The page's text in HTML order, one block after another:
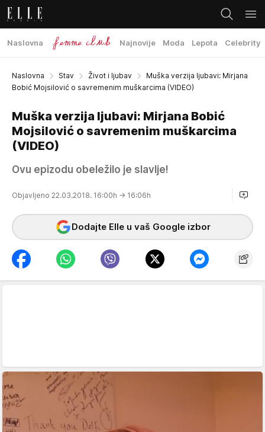
Naslovna Najnovije Moda Lepota Celebrity
Naslovna Stav Život i ljubav
Muška verzija ljubavi: Mirjana
Bobić Mojsilović o savremenim muškarcima (VIDEO)
Muška verzija ljubavi: Mirjana Bobić
Mojsilović o savremenim muškarcima
(VIDEO)
Ovu epizodu obeležilo je slavlje!
Objavljeno 22.03.2018. 16:00h → 16:06h
Dodajte Elle u vaš Google izbor